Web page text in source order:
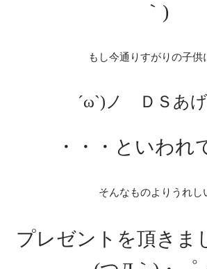
｀)
もし今通りすがりの子供
´ω`)ノ ＤＳあ
・・・といわれ
そんなものよりうれし
プレゼントを頂きま